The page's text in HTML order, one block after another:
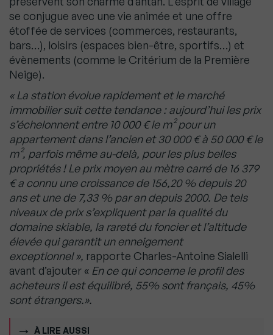
se conjugue avec une vie animée et une offre
étoffée de services (commerces, restaurants,
bars…), loisirs (espaces bien-être, sportifs…) et
évènements (comme le Critérium de la Première
Neige).
« La station évolue rapidement et le marché
immobilier suit cette tendance : aujourd’hui les prix
s’échelonnent entre 10 000 € le m² pour un
appartement dans l’ancien et 30 000 € à 50 000 € le
m², parfois même au-delà, pour les plus belles
propriétés ! Le prix moyen au mètre carré de 16 379
€ a connu une croissance de 156,20 % depuis 20
ans et une de 7,33 % par an depuis 2000. De tels
niveaux de prix s’expliquent par la qualité du
domaine skiable, la rareté du foncier et l’altitude
élevée qui garantit un enneigement
exceptionnel », rapporte Charles-Antoine Sialelli
avant d’ajouter « En ce qui concerne le profil des
acheteurs il est équilibré, 55% sont français, 45%
sont étrangers.».
À LIRE AUSSI